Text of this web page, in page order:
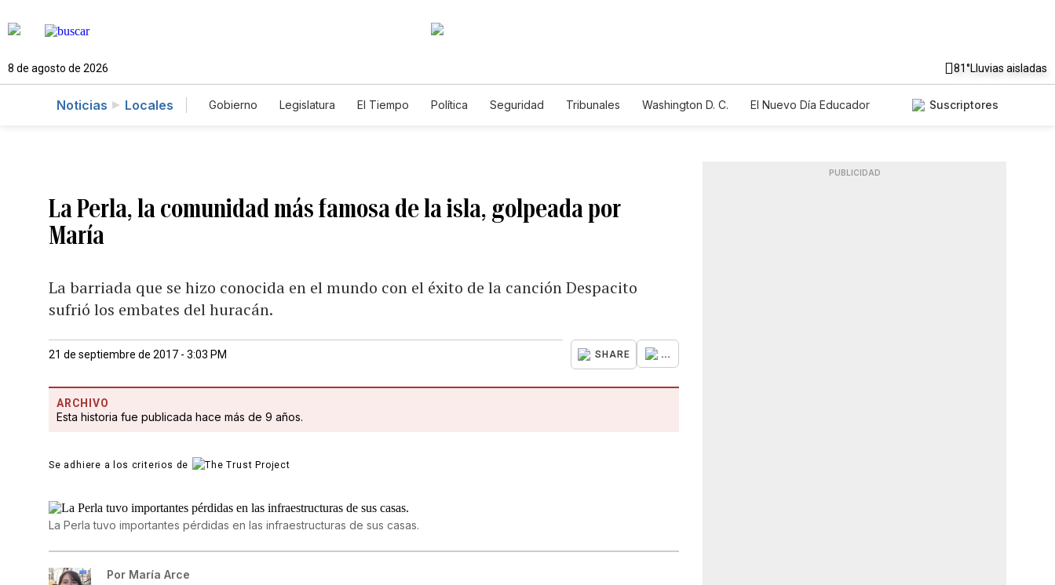
8 de agosto de 2026 81°Lluvias aisladas
Noticias Locales Gobierno Legislatura El Tiempo Política Seguridad Tribunales Washington D. C.
El Nuevo Día Educador
Suscriptores
La Perla, la comunidad más famosa de la isla, golpeada por
María
La barriada que se hizo conocida en el mundo con el éxito de la canción Despacito
sufrió los embates del huracán.
21 de septiembre de 2017 - 3:03 PM SHARE ...
ARCHIVO
Esta historia fue publicada hace más de 9 años.
Se adhiere a los criterios de
La Perla tuvo importantes pérdidas en las infraestructuras de sus casas.
Por María Arce
PUBLICIDAD